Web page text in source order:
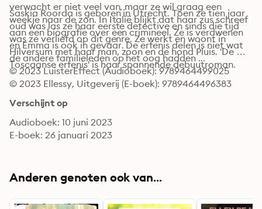
verwacht er niet veel van, maar ze wil graag een
weekje naar de zon. In Italië blijkt dat haar zus schreef
aan een biografie over een crimineel. Ze is verdwenen
en Emma is ook in gevaar. De erfenis delen is niet wat
de andere familieleden op het oog hadden ...
Saskia Roorda is geboren in Utrecht. Toen ze tien jaar
oud was las ze haar eerste detective en sinds die tijd
was ze verliefd op dit genre. Ze werkt en woont in
Hilversum met haar man, zoon en de hond Pluis. 'De
Toscaanse erfenis' is haar spannende debuutroman.
© 2023 LuisterEffect (Audioboek): 9789464499025
© 2023 Ellessy, Uitgeverij (E-boek): 9789464496383
Verschijnt op
Audioboek: 10 juni 2023
E-boek: 26 januari 2023
Anderen genoten ook van...